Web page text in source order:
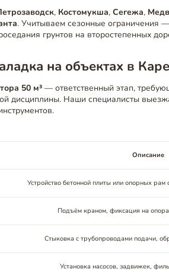
, Костомукша,Сегежа,
. Учитываем сезонные ограничения
грунтов на второстепенных
на объектах в
50 м³ — ответственный этап,
дисциплины. Наши специалисты
Описание
Устройство бетонной плиты или опорных рам
Подъём краном, фиксация на
Стыковка с трубопроводами подачи,
Установка насосов, задвижек,